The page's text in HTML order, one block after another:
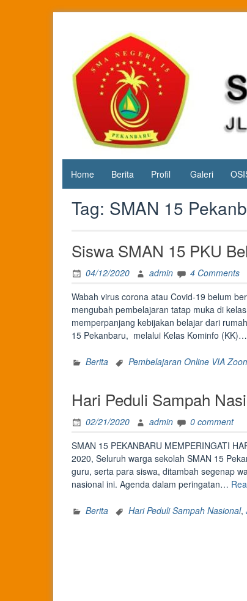
SMA
Negeri 15
Pekanbaru
Jl. Cipta
Karya
KM.3, Kec.
Tuah
Madani,
Kota
Pekanbaru
Home Berita Profil Galeri
Tag: SMAN 15
Siswa SMAN 15 PKU
04/12/2020 admin
4 Comments
Wabah virus corona atau Covid-19 belum
mengubah pembelajaran tatap muka di
memperpanjang kebijakan belajar dari
15 Pekanbaru, melalui Kelas Kominfo (KK)…
Berita Pembelajaran Online VIA
Hari Peduli Sampah
02/21/2020 admin
0 comment
SMAN 15 PEKANBARU MEMPERINGATI
2020, Seluruh warga sekolah SMAN 15
guru, serta para siswa, ditambah segenap
nasional ini. Agenda dalam peringatan…
Berita Hari Peduli Sampah Nasional,